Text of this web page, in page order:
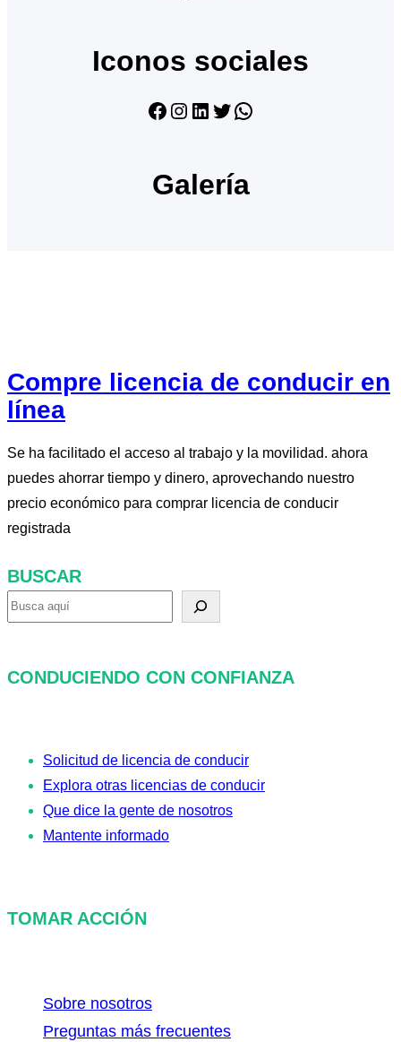
Iconos sociales
Facebook Instagram LinkedIn Twitter WhatsApp
Galería
Compre licencia de conducir en
línea
Se ha facilitado el acceso al trabajo y la movilidad. ahora
puedes ahorrar tiempo y dinero, aprovechando nuestro
precio económico para comprar licencia de conducir
registrada
BUSCAR
B
c
CONDUCIENDO CON CONFIANZA
Solicitud de licencia de conducir
Explora otras licencias de conducir
Que dice la gente de nosotros
Mantente informado
TOMAR ACCIÓN
Sobre nosotros
Preguntas más frecuentes